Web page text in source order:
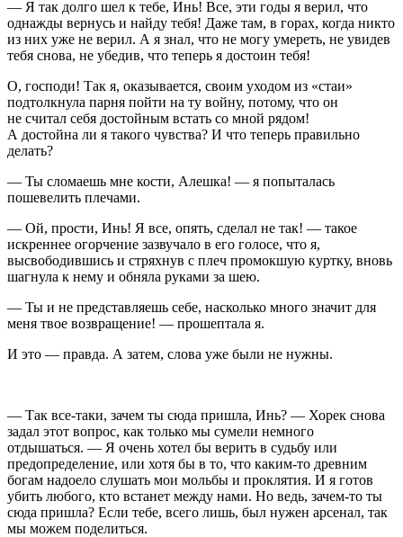
— Я так долго шел к тебе, Инь! Все, эти годы я верил, что
однажды вернусь и найду тебя! Даже там, в горах, когда никто
из них уже не верил. А я знал, что не могу умереть, не увидев
тебя снова, не убедив, что теперь я достоин тебя!
О, господи! Так я, оказывается, своим уходом из «стаи»
подтолкнула парня пойти на ту войну, потому, что он
не считал себя достойным встать со мной рядом!
А достойна ли я такого чувства? И что теперь правильно
делать?
— Ты сломаешь мне кости, Алешка! — я попыталась
пошевелить плечами.
— Ой, прости, Инь! Я все, опять, сделал не так! — такое
искреннее огорчение зазвучало в его голосе, что я,
высвободившись и стряхнув с плеч промокшую куртку, вновь
шагнула к нему и обняла руками за шею.
— Ты и не представляешь себе, насколько много значит для
меня твое возвращение! — прошептала я.
И это — правда. А затем, слова уже были не нужны.
— Так все-таки, зачем ты сюда пришла, Инь? — Хорек снова
задал этот вопрос, как только мы сумели немного
отдышаться. — Я очень хотел бы верить в судьбу или
предопределение, или хотя бы в то, что каким-то древним
богам надоело слушать мои мольбы и проклятия. И я готов
убить любого, кто встанет между нами. Но ведь, зачем-то ты
сюда пришла? Если тебе, всего лишь, был нужен арсенал, так
мы можем поделиться.